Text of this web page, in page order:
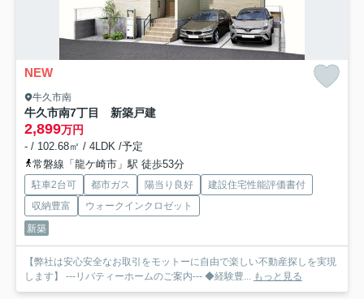
NEW
牛久市南
牛久市南7丁目 新築戸建
2,899万円
- / 102.68㎡ / 4LDK /予定
常磐線「龍ケ崎市」駅 徒歩53分
駐車2台可 都市ガス 陽当り良好
建設住宅性能評価書付
収納豊富
ウォークインクロゼット
新築
【弊社は安心安全なお取引をモットーに自由で楽しい不動産探しを実現
します】 ---リバティーホームのご案内--- ◆経験豊... もっと見る